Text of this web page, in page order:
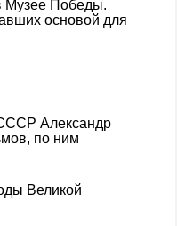
Музее Победы.
основой для
Александр
по ним
Великой